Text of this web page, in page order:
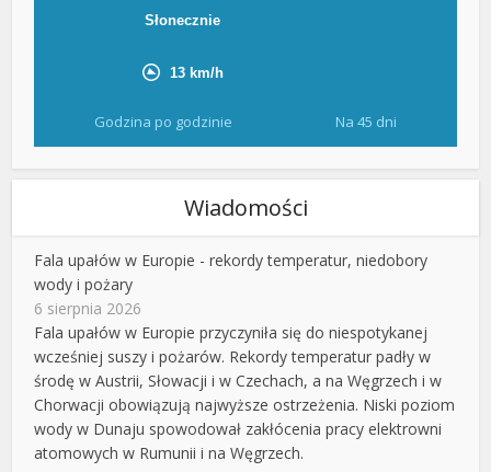
Godzina po godzinie Na 45 dni
Wiadomości
Fala upałów w Europie - rekordy temperatur, niedobory
wody i pożary
6 sierpnia 2026
Fala upałów w Europie przyczyniła się do niespotykanej
wcześniej suszy i pożarów. Rekordy temperatur padły w
środę w Austrii, Słowacji i w Czechach, a na Węgrzech i w
Chorwacji obowiązują najwyższe ostrzeżenia. Niski poziom
wody w Dunaju spowodował zakłócenia pracy elektrowni
atomowych w Rumunii i na Węgrzech.